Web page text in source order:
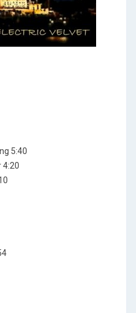
5:40
4:20